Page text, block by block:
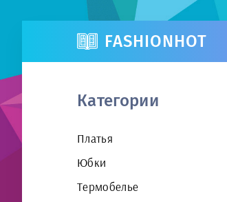
FASHIONHOT
Категории
Платья
Юбки
Термобелье